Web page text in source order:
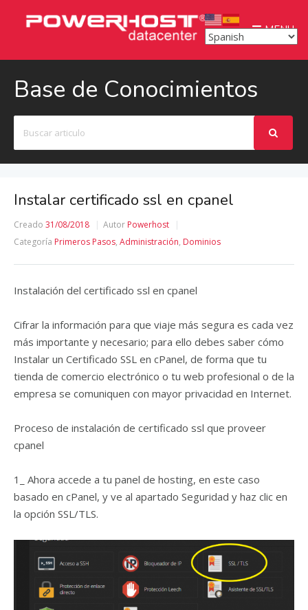
MENU
Base de Conocimientos
Instalar certificado ssl en cpanel
Creado 31/08/2018 Autor Powerhost
Categoría Primeros Pasos, Administración, Dominios
Instalación del certificado ssl en cpanel
Cifrar la información para que viaje más segura es cada vez
más importante y necesario; para ello debes saber cómo
Instalar un Certificado SSL en cPanel, de forma que tu
tienda de comercio electrónico o tu web profesional o de la
empresa se comuniquen con mayor privacidad en Internet.
Proceso de instalación de certificado ssl que proveer
cpanel
1_ Ahora accede a tu panel de hosting, en este caso
basado en cPanel, y ve al apartado Seguridad y haz clic en
la opción SSL/TLS.